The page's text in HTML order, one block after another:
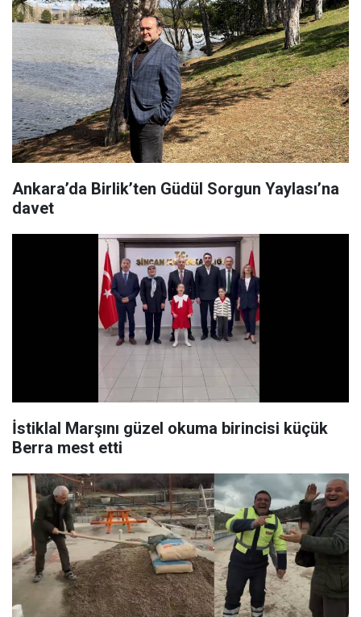
Ankara’da Birlik’ten Güdül Sorgun Yaylası’na
davet
İstiklal Marşını güzel okuma birincisi küçük
Berra mest etti